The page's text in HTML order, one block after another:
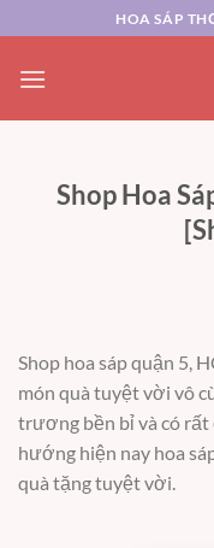
đến
nội
HOA SÁP
Shop Hoa
Shop hoa sáp quận 5,
món quà tuyệt vời vô
trương bền bỉ và có rất
hướng hiện nay hoa
quà tặng tuyệt vời.